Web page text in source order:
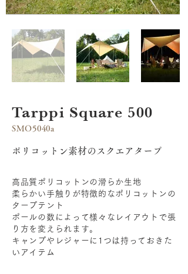
Tarppi Square 500
SMO5040a
ポリコットン素材のスクエアタープ
高品質ポリコットンの滑らか生地
柔らかい手触りが特徴的なポリコットンの
タープテント
ポールの数によって様々なレイアウトで張
り方を変えられます。
キャンプやレジャーに1つは持っておきた
いアイテム